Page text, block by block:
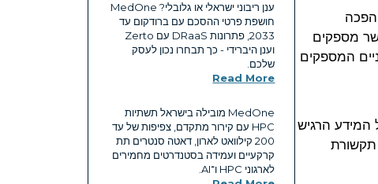
מספקים
המספקים
המידע הרגיש
תקשורת
ענן ריבוני ישראלי או גלובלי? MedOne
חושפת פרטי ההסכם עם ברודקום עד
2033, פתרונות DRaaS עם Zerto
וענן היברידי - כך תבחרו נכון לעסק
שלכם.
Read More
MedOne מובילה בישראל תשתיות
HPC עם קירור מתקדם, צפיפות של עד
200 קילוואט לארון, דאטה סנטרים תת
קרקעיים ועמידה בסטנדרטים מחמירים
לארגוני HPC ו־AI.